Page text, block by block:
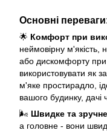
Основні
🌟 Комфорт при
неймовірну м'якість,
або дискомфорту при
використовувати як
м'яке простирадло,
вашого будинку, дачі
🌬️ Швидке та
а головне - вони